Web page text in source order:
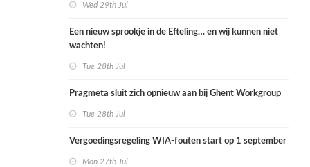
Wed 29th Jul
Een nieuw sprookje in de Efteling… en wij kunnen niet
wachten!
Tue 28th Jul
Pragmeta sluit zich opnieuw aan bij Ghent Workgroup
Tue 28th Jul
Vergoedingsregeling WIA-fouten start op 1 september
Mon 27th Jul